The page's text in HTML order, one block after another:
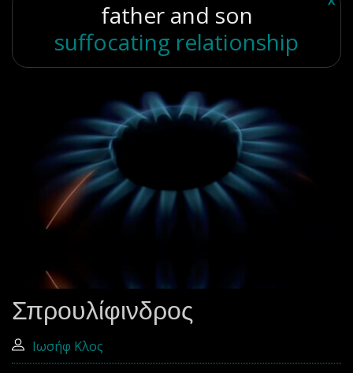
father and son
suffocating relationship
Σπρουλίφινδρος
Ιωσήφ Κλος